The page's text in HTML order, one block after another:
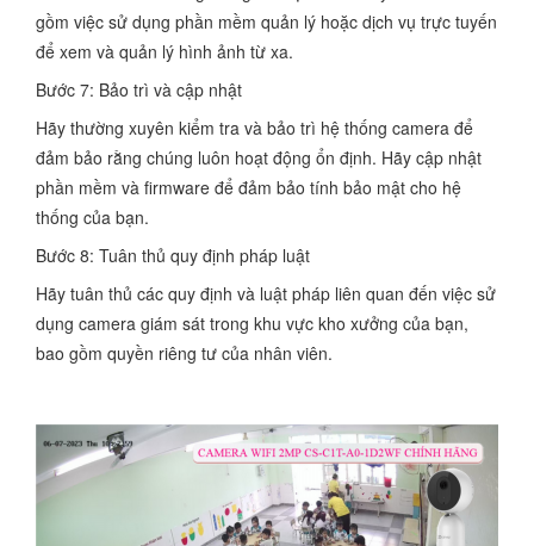
gồm việc sử dụng phần mềm quản lý hoặc dịch vụ trực tuyến
để xem và quản lý hình ảnh từ xa.
Bước 7: Bảo trì và cập nhật
Hãy thường xuyên kiểm tra và bảo trì hệ thống camera để
đảm bảo rằng chúng luôn hoạt động ổn định. Hãy cập nhật
phần mềm và firmware để đảm bảo tính bảo mật cho hệ
thống của bạn.
Bước 8: Tuân thủ quy định pháp luật
Hãy tuân thủ các quy định và luật pháp liên quan đến việc sử
dụng camera giám sát trong khu vực kho xưởng của bạn,
bao gồm quyền riêng tư của nhân viên.